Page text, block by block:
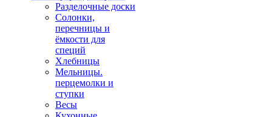
Разделочные доски
Солонки,
перечницы и
ёмкости для
специй
Хлебницы
Мельницы.
перцемолки и
ступки
Весы